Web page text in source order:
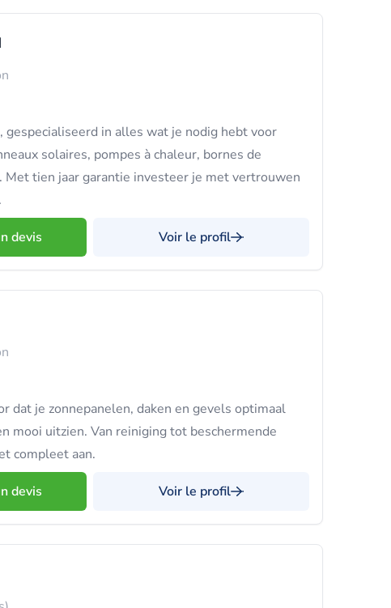
gespecialiseerd in alles wat je nodig hebt voor
solaires, pompes à chaleur, bornes de
Met tien jaar garantie investeer je met vertrouwen
devis Voir le profil
dat je zonnepanelen, daken en gevels optimaal
mooi uitzien. Van reiniging tot beschermende
compleet aan.
devis Voir le profil